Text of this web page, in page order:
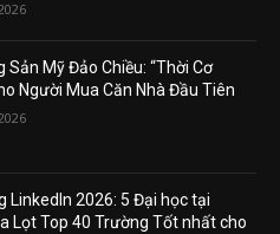
Sản Mỹ Đảo Chiều: “Thời Cơ
Người Mua Căn Nhà Đầu Tiên
LinkedIn 2026: 5 Đại học tại
Lọt Top 40 Trường Tốt nhất cho